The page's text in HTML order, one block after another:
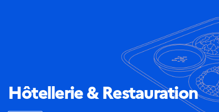
Hôtellerie & Restauration